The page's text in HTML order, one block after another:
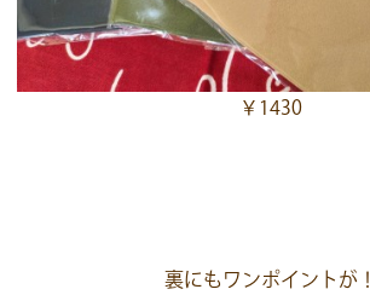
￥1430
裏にもワンポイントが！